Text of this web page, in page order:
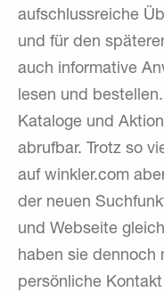
aufschlussreiche
und für den
auch informative
lesen und
Kataloge und
abrufbar. Trotz so
auf winkler.com
der neuen
und Webseite
haben sie dennoch
persönliche